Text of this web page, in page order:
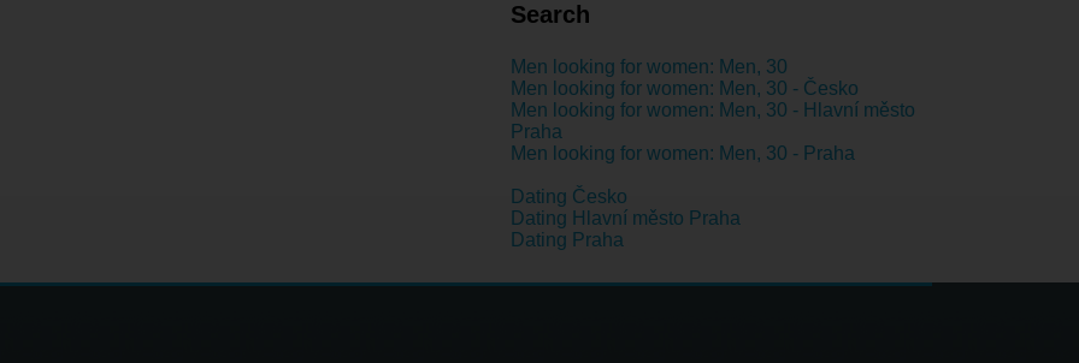
Search
Men looking for women: Men, 30
Men looking for women: Men, 30 - Česko
Men looking for women: Men, 30 - Hlavní město
Praha
Men looking for women: Men, 30 - Praha
Dating Česko
Dating Hlavní město Praha
Dating Praha